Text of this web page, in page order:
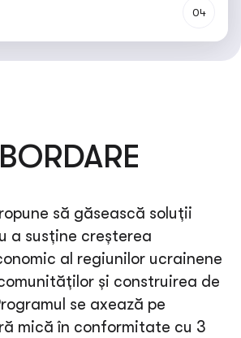
04
să găsească soluții
a susține creșterea
al regiunilor ucrainene
și construirea de
se axează pe
mică în conformitate cu 3